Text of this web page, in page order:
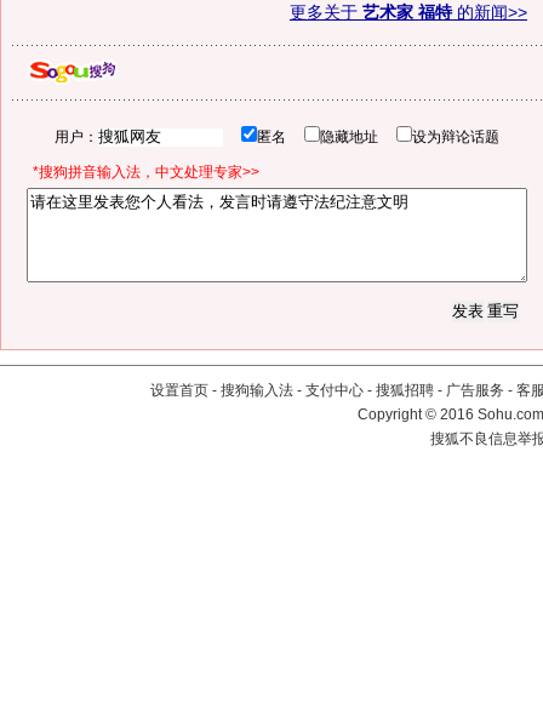
更多关于 艺术家 福特的新闻>>
用户： 匿名 隐藏地址 设为辩论话题
*搜狗拼音输入法，中文处理专家>>
设置首页 - 搜狗输入法 - 支付中心 - 搜狐招聘 - 广告服务 - 客
Copyright©2016
搜狐不良信息举